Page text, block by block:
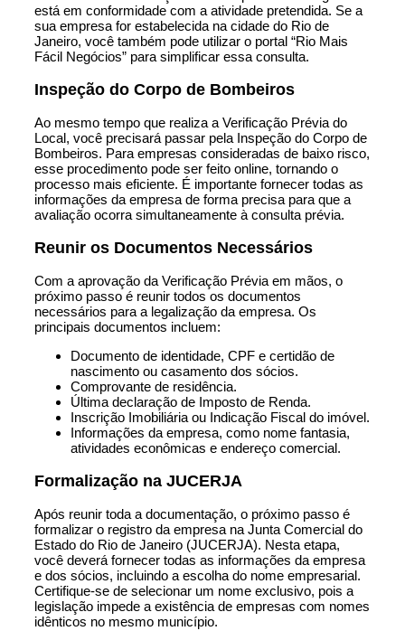
está em conformidade com a atividade pretendida. Se a
sua empresa for estabelecida na cidade do Rio de
Janeiro, você também pode utilizar o portal “Rio Mais
Fácil Negócios” para simplificar essa consulta.
Inspeção do Corpo de Bombeiros
Ao mesmo tempo que realiza a Verificação Prévia do
Local, você precisará passar pela Inspeção do Corpo de
Bombeiros. Para empresas consideradas de baixo risco,
esse procedimento pode ser feito online, tornando o
processo mais eficiente. É importante fornecer todas as
informações da empresa de forma precisa para que a
avaliação ocorra simultaneamente à consulta prévia.
Reunir os Documentos Necessários
Com a aprovação da Verificação Prévia em mãos, o
próximo passo é reunir todos os documentos
necessários para a legalização da empresa. Os
principais documentos incluem:
Documento de identidade, CPF e certidão de
nascimento ou casamento dos sócios.
Comprovante de residência.
Última declaração de Imposto de Renda.
Inscrição Imobiliária ou Indicação Fiscal do imóvel.
Informações da empresa, como nome fantasia,
atividades econômicas e endereço comercial.
Formalização na JUCERJA
Após reunir toda a documentação, o próximo passo é
formalizar o registro da empresa na Junta Comercial do
Estado do Rio de Janeiro (JUCERJA). Nesta etapa,
você deverá fornecer todas as informações da empresa
e dos sócios, incluindo a escolha do nome empresarial.
Certifique-se de selecionar um nome exclusivo, pois a
legislação impede a existência de empresas com nomes
idênticos no mesmo município.